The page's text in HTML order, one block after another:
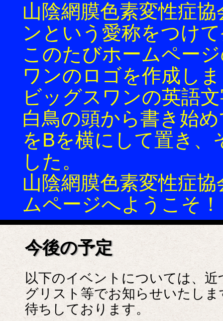
山陰網膜色素変性症
ンという愛称をつけ
このたびホームペー
ワンのロゴを作成し
ビッグスワンの英語
白鳥の頭から書き始
をBを横にして置き、
した。
山陰網膜色素変性症
ムページへようこそ
今後の予定
以下のイベントについては、
グリスト等でお知らせいたし
待ちしております。